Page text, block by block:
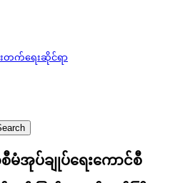
တက်ရေးဆိုင်ရာ
မံအုပ်ချုပ်ရေးကောင်စီ